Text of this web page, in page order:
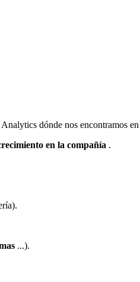
dónde nos encontramos
en la compañía .
...).